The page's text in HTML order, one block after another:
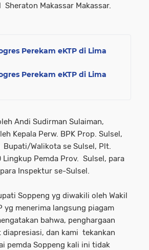
Makassar Makassar.
Perekam eKTP di Lima
Perekam eKTP di Lima
Andi Sudirman Sulaiman,
Kepala Perw. BPK Prop. Sulsel,
Bupati/Walikota se Sulsel, Plt.
Lingkup Pemda Prov. Sulsel, para
Inspektur se-Sulsel.
Soppeng yg diwakili oleh Wakil
yg menerima langsung piagam
bahwa, penghargaan
dan kami tekankan
pemda Soppeng kali ini tidak